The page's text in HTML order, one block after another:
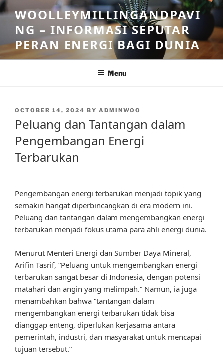
Skip
to
content
WOOLLEYMILLINGANDPAVI
NG – INFORMASI SEPUTAR
PERAN ENERGI BAGI DUNIA
Menu
POSTED
OCTOBER 14, 2024 BY ADMINWOO
Peluang dan Tantangan dalam
Pengembangan Energi
Terbarukan
Pengembangan energi terbarukan menjadi topik yang
semakin hangat diperbincangkan di era modern ini.
Peluang dan tantangan dalam mengembangkan energi
terbarukan menjadi fokus utama para ahli energi dunia.
Menurut Menteri Energi dan Sumber Daya Mineral,
Arifin Tasrif, “Peluang untuk mengembangkan energi
terbarukan sangat besar di Indonesia, dengan potensi
matahari dan angin yang melimpah.” Namun, ia juga
menambahkan bahwa “tantangan dalam
mengembangkan energi terbarukan tidak bisa
dianggap enteng, diperlukan kerjasama antara
pemerintah, industri, dan masyarakat untuk mencapai
tujuan tersebut.”